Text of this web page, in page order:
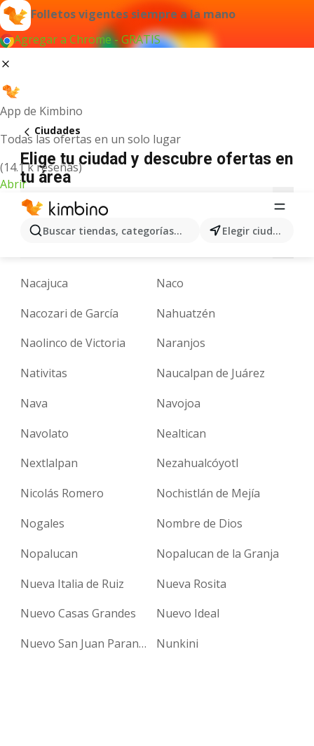
Folletos vigentes siempre a la mano
Agregar a Chrome - GRATIS
App de Kimbino
Todas las ofertas en un solo lugar
(14.1 k reseñas)
Abrir
Buscar tiendas, categorías, productos... Elegir ciudad
Ciudades
Elige tu ciudad y descubre ofertas en
tu área
A B C J
N
O P Q R S U V X
Nacajuca
Naco
Nacozari de García
Nahuatzén
Naolinco de Victoria
Naranjos
Nativitas
Naucalpan de Juárez
Nava
Navojoa
Navolato
Nealtican
Nextlalpan
Nezahualcóyotl
Nicolás Romero
Nochistlán de Mejía
Nogales
Nombre de Dios
Nopalucan
Nopalucan de la Granja
Nueva Italia de Ruiz
Nueva Rosita
Nuevo Casas Grandes
Nuevo Ideal
Nuevo San Juan Parangaricutiro
Nunkini